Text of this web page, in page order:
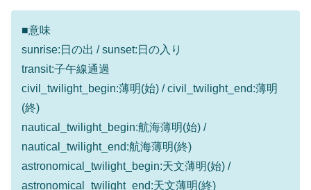
■意味
sunrise:日の出 / sunset:日の入り
transit:子午線通過
civil_twilight_begin:薄明(始) / civil_twilight_end:薄明
(終)
nautical_twilight_begin:航海薄明(始) /
nautical_twilight_end:航海薄明(終)
astronomical_twilight_begin:天文薄明(始) /
astronomical_twilight_end:天文薄明(終)